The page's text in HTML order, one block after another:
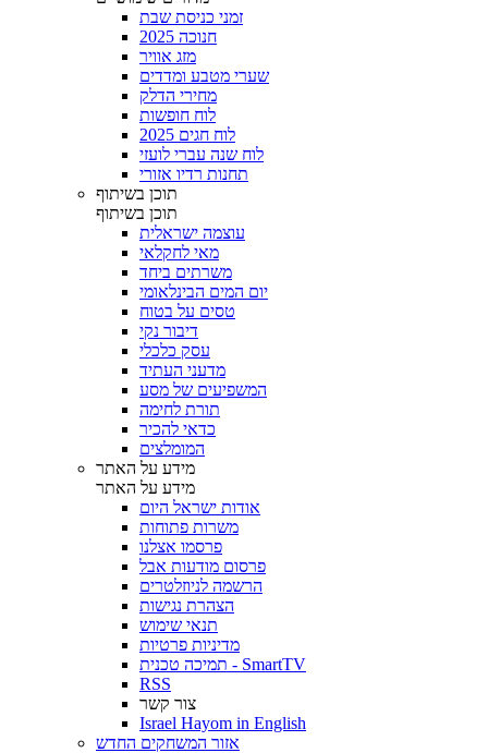
זמני כניסת שבת
חנוכה 2025
מזג אוויר
שערי מטבע ומדדים
מחירי הדלק
לוח חופשות
לוח חגים 2025
לוח שנה עברי לועזי
תחנות רדיו אזורי
תוכן בשיתוף
תוכן בשיתוף
עוצמה ישראלית
מאי לחקלאי
משרתים ביחד
יום המים הבינלאומי
טסים על בטוח
דיבור נקי
עסק כלכלי
מדעני העתיד
המשפיעים של מסע
תורת לחימה
כדאי להכיר
המומלצים
מידע על האתר
מידע על האתר
אודות ישראל היום
משרות פתוחות
פרסמו אצלנו
פרסום מודעות אבל
הרשמה לניוזלטרים
הצהרת נגישות
תנאי שימוש
מדיניות פרטיות
תמיכה טכנית - SmartTV
RSS
צור קשר
Israel Hayom in English
אזור המשחקים החדש